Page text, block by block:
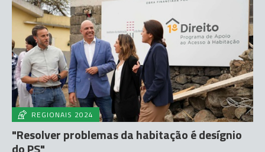
REGIONAIS 2024
"Resolver problemas da habitação é desígnio